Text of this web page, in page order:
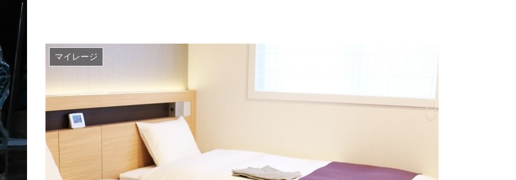
マイレージ